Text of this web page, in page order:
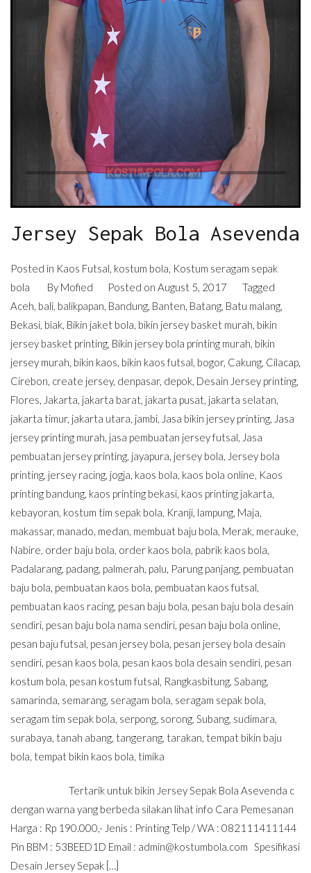
Jersey Sepak Bola Asevenda
Posted in Kaos Futsal, kostum bola, Kostum seragam sepak
bola
By Mofied Posted onAugust 5, 2017
Tagged
Aceh, bali, balikpapan, Bandung, Banten, Batang, Batu malang,
Bekasi, biak, Bikin jaket bola, bikin jersey basket murah, bikin
jersey basket printing, Bikin jersey bola printing murah, bikin
jersey murah, bikin kaos, bikin kaos futsal, bogor, Cakung, Cilacap,
Cirebon, create jersey, denpasar, depok, Desain Jersey printing,
Flores, Jakarta, jakarta barat, jakarta pusat, jakarta selatan,
jakarta timur, jakarta utara, jambi, Jasa bikin jersey printing, Jasa
jersey printing murah, jasa pembuatan jersey futsal, Jasa
pembuatan jersey printing, jayapura, jersey bola, Jersey bola
printing, jersey racing, jogja, kaos bola, kaos bola online, Kaos
printing bandung, kaos printing bekasi, kaos printing jakarta,
kebayoran, kostum tim sepak bola, Kranji, lampung, Maja,
makassar, manado, medan, membuat baju bola, Merak, merauke,
Nabire, order baju bola, order kaos bola, pabrik kaos bola,
Padalarang, padang, palmerah, palu, Parung panjang, pembuatan
baju bola, pembuatan kaos bola, pembuatan kaos futsal,
pembuatan kaos racing, pesan baju bola, pesan baju bola desain
sendiri, pesan baju bola nama sendiri, pesan baju bola online,
pesan baju futsal, pesan jersey bola, pesan jersey bola desain
sendiri, pesan kaos bola, pesan kaos bola desain sendiri, pesan
kostum bola, pesan kostum futsal, Rangkasbitung, Sabang,
samarinda, semarang, seragam bola, seragam sepak bola,
seragam tim sepak bola, serpong, sorong, Subang, sudimara,
surabaya, tanah abang, tangerang, tarakan, tempat bikin baju
bola, tempat bikin kaos bola, timika
Tertarik untuk bikin Jersey Sepak Bola Asevenda c
dengan warna yang berbeda silakan lihat info Cara Pemesanan
Harga : Rp 190.000,- Jenis : Printing Telp / WA : 082111411144
Pin BBM : 53BEED1D Email : admin@kostumbola.com Spesifikasi
Desain Jersey Sepak […]